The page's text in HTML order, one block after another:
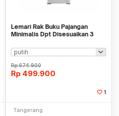
Lemari Rak Buku Pajangan
Minimalis Dpt Disesuaikan 3
Rp674.900
Rp 499.900
1
Tangerang